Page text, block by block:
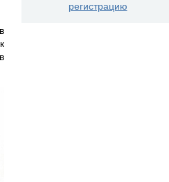
регистрацию